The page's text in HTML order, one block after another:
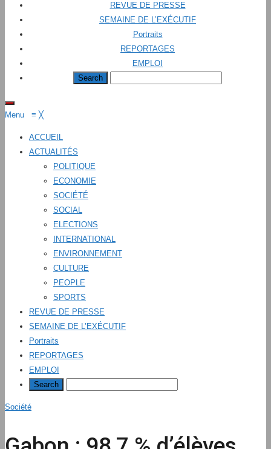
REVUE DE PRESSE
SEMAINE DE L’EXÉCUTIF
Portraits
REPORTAGES
EMPLOI
Menu ≡ ╳
ACCUEIL
ACTUALITÉS
POLITIQUE
ECONOMIE
SOCIÉTÉ
SOCIAL
ELECTIONS
INTERNATIONAL
ENVIRONNEMENT
CULTURE
PEOPLE
SPORTS
REVUE DE PRESSE
SEMAINE DE L’EXÉCUTIF
Portraits
REPORTAGES
EMPLOI
Société